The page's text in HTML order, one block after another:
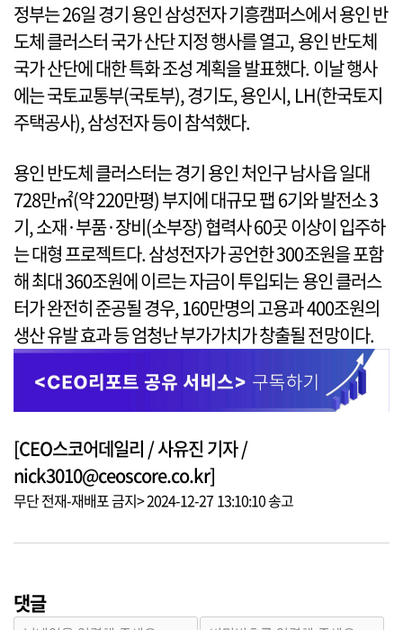
정부는 26일 경기 용인 삼성전자 기흥캠퍼스에서 용인 반
도체 클러스터 국가 산단 지정 행사를 열고, 용인 반도체
국가 산단에 대한 특화 조성 계획을 발표했다. 이날 행사
에는 국토교통부(국토부), 경기도, 용인시, LH(한국토지
주택공사), 삼성전자 등이 참석했다.
용인 반도체 클러스터는 경기 용인 처인구 남사읍 일대
728만㎡(약 220만평) 부지에 대규모 팹 6기와 발전소 3
기, 소재·부품·장비(소부장) 협력사 60곳 이상이 입주하
는 대형 프로젝트다. 삼성전자가 공언한 300조원을 포함
해 최대 360조원에 이르는 자금이 투입되는 용인 클러스
터가 완전히 준공될 경우, 160만명의 고용과 400조원의
생산 유발 효과 등 엄청난 부가가치가 창출될 전망이다.
[CEO스코어데일리 / 사유진 기자 /
nick3010@ceoscore.co.kr]
무단 전재-재배포 금지> 2024-12-27 13:10:10 송고
댓글